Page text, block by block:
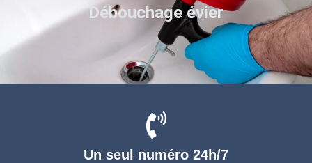
Un seul numéro 24h/7
Débouchage évier